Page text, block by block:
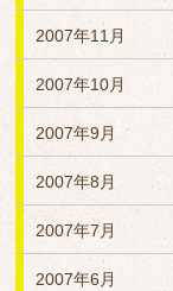
2007年11月
2007年10月
2007年9月
2007年8月
2007年7月
2007年6月